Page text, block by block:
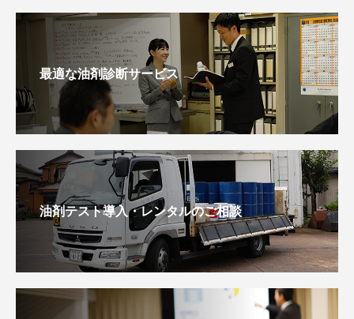
最適な油剤診断サービス
油剤テスト導入・レンタルのご相談